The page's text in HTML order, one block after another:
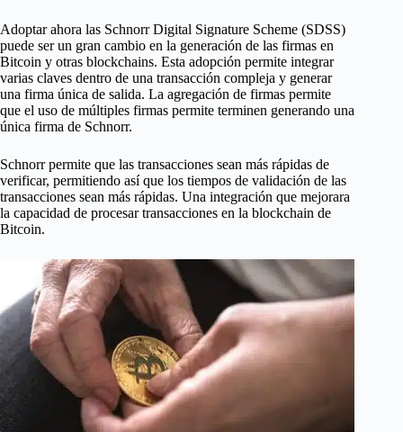
Adoptar ahora las Schnorr Digital Signature Scheme (SDSS)
puede ser un gran cambio en la generación de las firmas en
Bitcoin y otras blockchains. Esta adopción permite integrar
varias claves dentro de una transacción compleja y generar
una firma única de salida. La agregación de firmas permite
que el uso de múltiples firmas permite terminen generando una
única firma de Schnorr.
Schnorr permite que las transacciones sean más rápidas de
verificar, permitiendo así que los tiempos de validación de las
transacciones sean más rápidas. Una integración que mejorara
la capacidad de procesar transacciones en la blockchain de
Bitcoin.